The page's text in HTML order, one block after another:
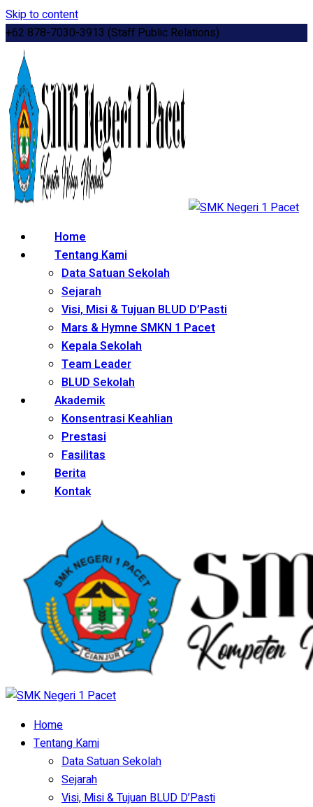
Skip to content
+62 878-7030-3913 (Staff Public Relations)
Home
Tentang Kami
Data Satuan Sekolah
Sejarah
Visi, Misi & Tujuan BLUD D’Pasti
Mars & Hymne SMKN 1 Pacet
Kepala Sekolah
Team Leader
BLUD Sekolah
Akademik
Konsentrasi Keahlian
Prestasi
Fasilitas
Berita
Kontak
Home
Tentang Kami
Data Satuan Sekolah
Sejarah
Visi, Misi & Tujuan BLUD D’Pasti